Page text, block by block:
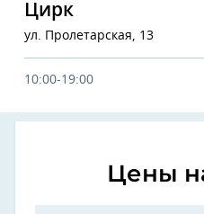
Цирк
ул. Пролетарская, 13
10:00-19:00
Цены